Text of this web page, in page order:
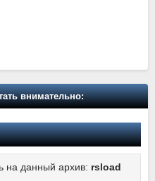
внимательно:
на данный архив: rsload